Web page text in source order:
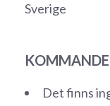
Sverige
Det finns